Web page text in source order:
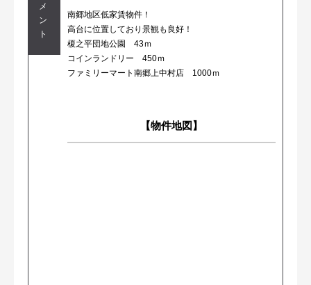
メ
ン
ト
南郷地区低家賃物件！
高台に位置しており景観も良好！
榎之平団地公園 43ｍ
コインランドリー 450ｍ
ファミリーマート南郷上中村店 1000ｍ
【物件地図】